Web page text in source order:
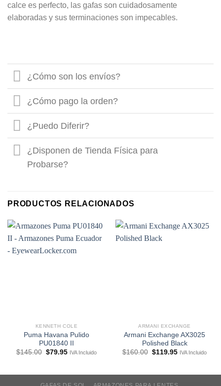
calce es perfecto, las gafas son cuidadosamente
elaboradas y sus terminaciones son impecables.
¿Cómo son los envíos?
¿Cómo pago la orden?
¿Puedo Diferir?
¿Disponen de Tienda Física para
Probarse?
PRODUCTOS RELACIONADOS
KENNETH COLE
Puma Havana Pulido
PU01840 II
$145.00 El
$79.95ElIVA Incluido
ARMANI EXCHANGE
Armani Exchange AX3025
Polished Black
$160.00 El
$119.95ElIVA Incluido